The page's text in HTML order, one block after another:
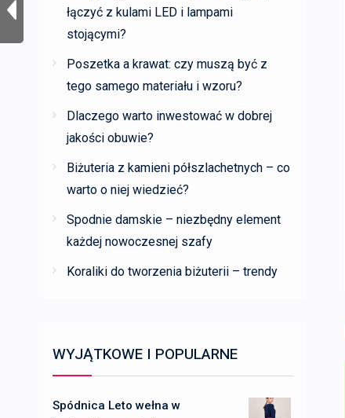
łączyć z kulami LED i lampami
stojącymi?
Poszetka a krawat: czy muszą być z
tego samego materiału i wzoru?
Dlaczego warto inwestować w dobrej
jakości obuwie?
Biżuteria z kamieni półszlachetnych – co
warto o niej wiedzieć?
Spodnie damskie – niezbędny element
każdej nowoczesnej szafy
Koraliki do tworzenia biżuterii – trendy
WYJĄTKOWE I POPULARNE
Spódnica Leto wełna w